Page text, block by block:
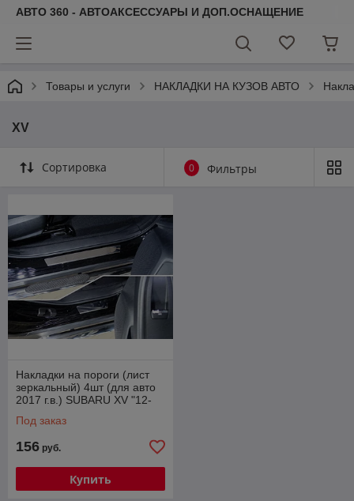
АВТО 360 - АВТОАКСЕССУАРЫ И ДОП.ОСНАЩЕНИЕ
Товары и услуги НАКЛАДКИ НА КУЗОВ АВТО
XV
Сортировка 0 Фильтры
Накладки на пороги (лист
зеркальный) 4шт (для авто
2017 г.в.) SUBARU XV "12-
Под заказ
156 руб.
Купить